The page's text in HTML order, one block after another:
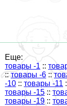
Еще:
товары -1 ::
::товары -6 ::
-10 :: товары -11
товары -15 ::
товары -19::